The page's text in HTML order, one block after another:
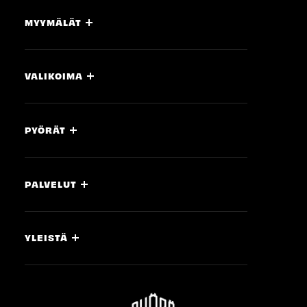
MYYMÄLÄT
VALIKOIMA
PYÖRÄT
PALVELUT
YLEISTÄ